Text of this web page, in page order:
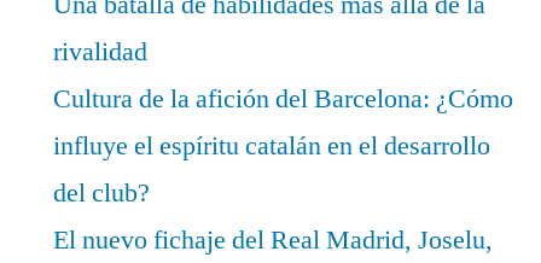
rivalidad
Cultura de la afición del Barcelona: ¿Cómo
influye el espíritu catalán en el desarrollo
del club?
El nuevo fichaje del Real Madrid, Joselu,